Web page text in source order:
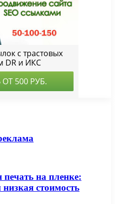
на пленке:
стоимость